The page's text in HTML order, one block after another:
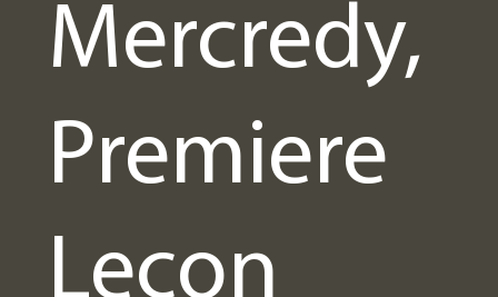
Mercredy,
Premiere
Leçon